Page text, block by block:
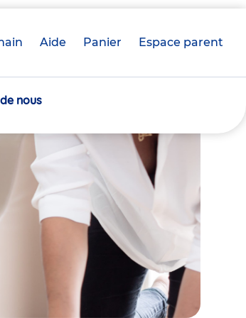
Aide Panier crèche(s)
Espace parent
nous